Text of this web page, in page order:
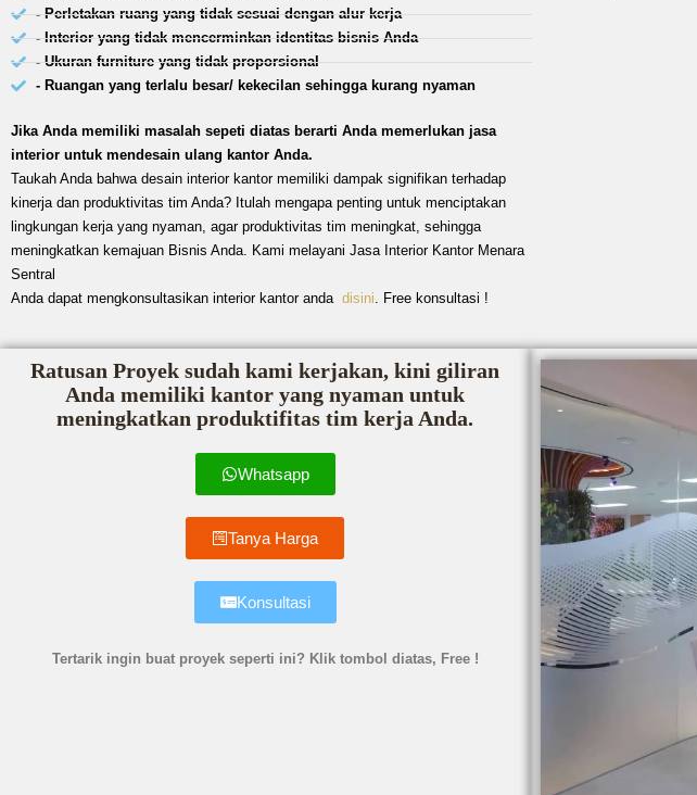
- Perletakan ruang yang tidak sesuai dengan alur kerja
- Interior yang tidak mencerminkan identitas bisnis Anda
- Ukuran furniture yang tidak proporsional
- Ruangan yang terlalu besar/ kekecilan sehingga kurang nyaman
Jika Anda memiliki masalah sepeti diatas berarti Anda memerlukan jasa
interior untuk mendesain ulang kantor Anda.
Taukah Anda bahwa desain interior kantor memiliki dampak signifikan terhadap
kinerja dan produktivitas tim Anda? Itulah mengapa penting untuk menciptakan
lingkungan kerja yang nyaman, agar produktivitas tim meningkat, sehingga
meningkatkan kemajuan Bisnis Anda. Kami melayani Jasa Interior Kantor Menara
Sentral
Anda dapat mengkonsultasikan interior kantor anda disini. Free konsultasi !
Ratusan Proyek sudah kami kerjakan, kini giliran
Anda memiliki kantor yang nyaman untuk
meningkatkan produktifitas tim kerja Anda.
Whatsapp
Tanya Harga
Konsultasi
Tertarik ingin buat proyek seperti ini? Klik tombol diatas, Free !